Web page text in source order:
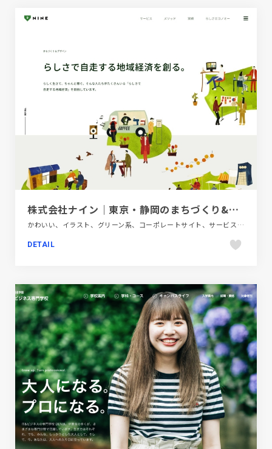
株式会社ナイン｜東京・静岡のまちづくり&デザイン会社
かわいい、イラスト、グリーン系、コーポレートサイト、サービス紹介、シンプル、スタイリッシュ、デザイン・アート・音楽・文芸、ナチュラル、フラットデザイン、ブランド・サービスサイト、ホワイト系、ポップ、地域・団体・活動
DETAIL